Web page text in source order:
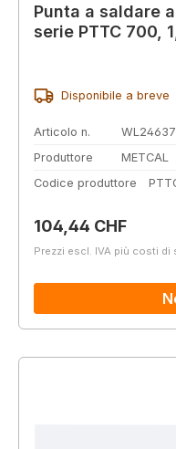
Punta a saldare
serie PTTC 700,
Disponibile a breve
Articolo n.
WL24637
Produttore
METCAL
Codice produttore
Prezzo normale:
104,44 CHF
Prezzi escl. IVA più costi di